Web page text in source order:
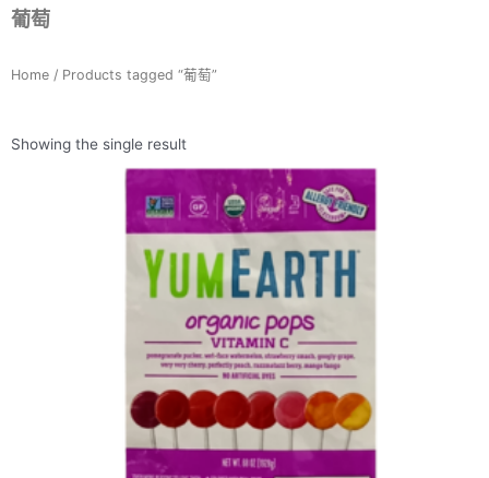
葡萄
Home / Products tagged “葡萄”
Showing the single result